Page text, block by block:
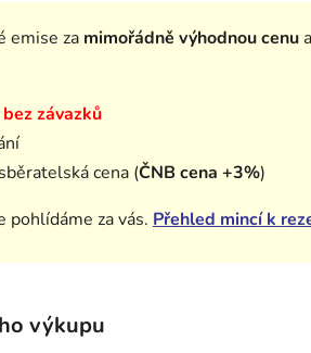
emise za mimořádně výhodnou cenu
závazků
cena (ČNB cena +3%)
pohlídáme za vás. Přehled mincí k
výkupu